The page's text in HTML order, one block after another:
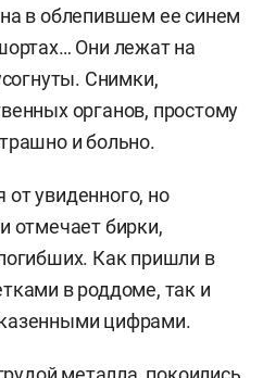
в облепившем ее синем
Они лежат на
Снимки,
органов, простому
и больно.
увиденного, но
отмечает бирки,
Как пришли в
в роддоме, так и
цифрами.